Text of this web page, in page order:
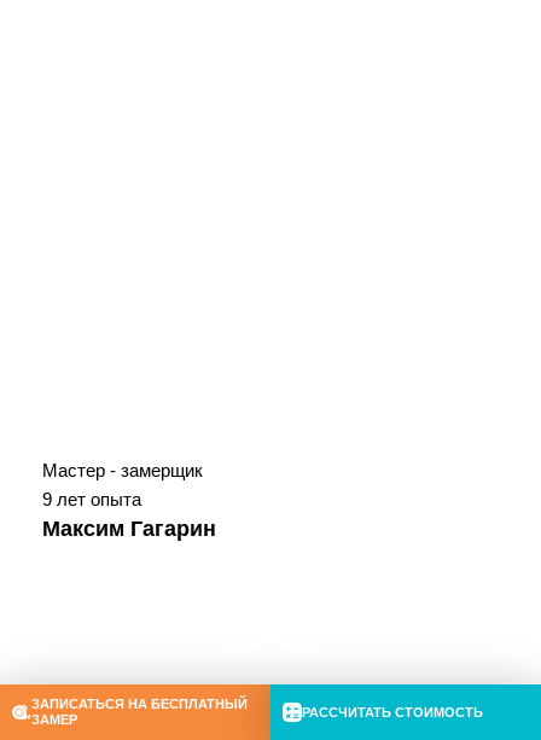
Мастер - замерщик
9 лет опыта
Максим Гагарин
ЗАПИСАТЬСЯ НА БЕСПЛАТНЫЙ
ЗАМЕР
РАССЧИТАТЬ СТОИМОСТЬ